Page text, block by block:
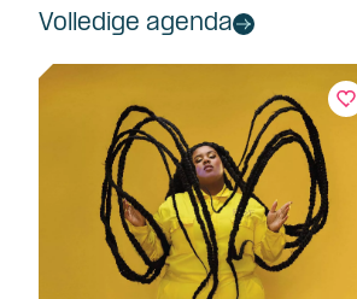
Volledige agenda